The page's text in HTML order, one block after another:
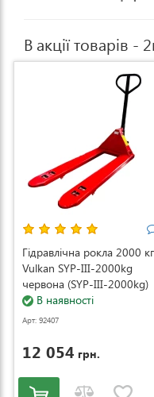
В акції товарів -
Гідравлічна рокла 2000 кг
Vulkan SYP-III-2000kg
червона (SYP-III-2000kg)
В наявності
Арт: 92407
12 054 грн.